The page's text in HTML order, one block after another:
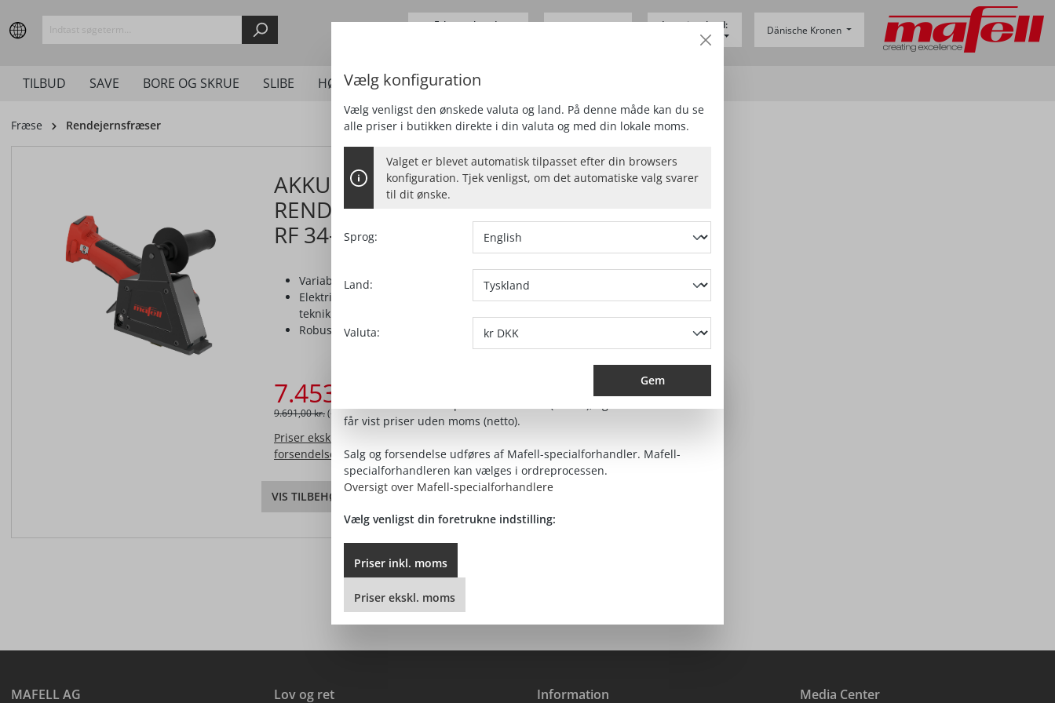
Zur Hauptnavigation springen
Erhvervskunde
Leveringsland:
Tyskland -DE Dänische Kronen
TILBUD SAVE BORE OG SKRUE SLIBE HØVLE FRÆSE STØVSUGNING
Fræse Rendejernsfræser
AKKU
RENDEJERNSFRÆSER
RF 34-18
Variabel fræsedybde
Elektricitetsuafhængig 18 Volt CAS
teknik
Robust udføring
7.453,00 kr.*
9.691,00 kr.(-2.238,00 kr.)
Priser ekskl. moms plus
forsendelsesomkostninger
VIS TILBEHØR DETALJERET VISNING
MAFELL AG Lov og ret Information Media Center
Vælg konfiguration
Vælg venligst den ønskede valuta og land. På denne måde kan du se
alle priser i butikken direkte i din valuta og med din lokale moms.
Valget er blevet automatisk tilpasset efter din browsers
konfiguration. Tjek venligst, om det automatiske valg svarer
til dit ønske.
Sprog:
Land:
Valuta:
Gem
får vist priser uden moms (netto).
Salg og forsendelse udføres af Mafell-specialforhandler. Mafell-
specialforhandleren kan vælges i ordreprocessen.
Oversigt over Mafell-specialforhandlere
Vælg venligst din foretrukne indstilling:
Priser inkl. moms
Priser ekskl. moms